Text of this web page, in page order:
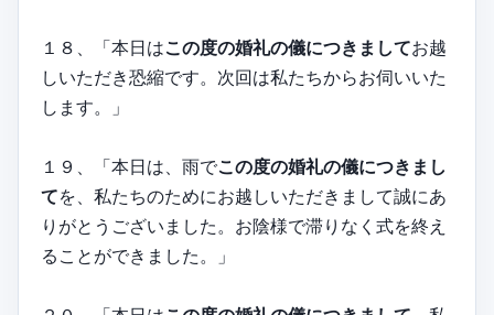
１８、「本日はこの度の婚礼の儀につきましてお越
しいただき恐縮です。次回は私たちからお伺いいた
します。」
１９、「本日は、雨でこの度の婚礼の儀につきまし
てを、私たちのためにお越しいただきまして誠にあ
りがとうございました。お陰様で滞りなく式を終え
ることができました。」